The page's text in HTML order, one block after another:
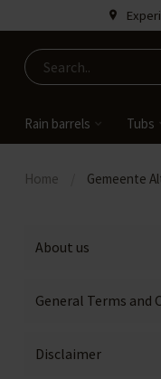
Rain barrels Tubs
Home Gemeente
About us
General Terms and
Disclaimer